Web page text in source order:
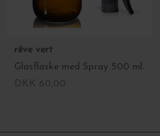
rêve vert
Glasflaske med Spray 500 ml.